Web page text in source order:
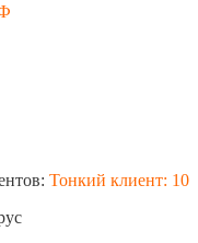
Тонкий клиент: 10